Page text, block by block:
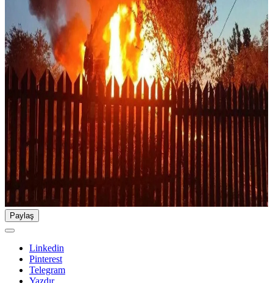
Paylaş
Linkedin
Pinterest
Telegram